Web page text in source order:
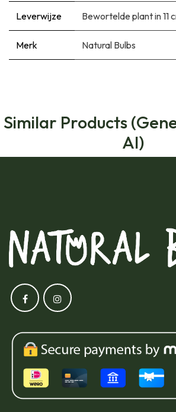
Leverwijze Bewortelde plant in 11
Merk Natural Bulbs
Similar Products
AI)